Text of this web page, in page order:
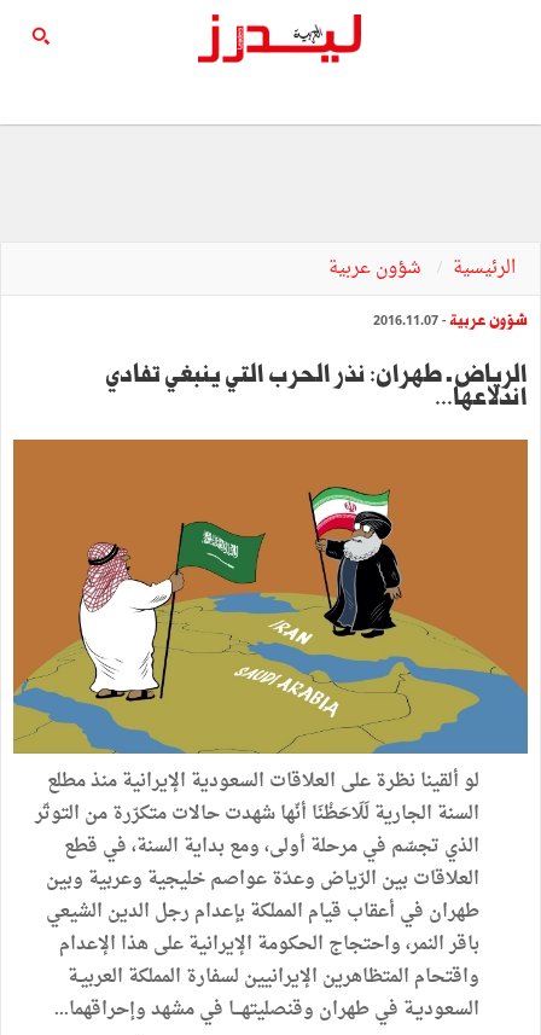
الرئيسية شؤون عربية
شؤون عربية- 2016.11.07
‬اندلاعها‭...‬
لو ألقينا نظرةعلى العلاقات السعودية الإيرانيةمنذمطلع
السنة الجاريةلَلَاحَظْنَا أنّهاشهدتحالاتمتكرّرةمن التوتّر
الذي تجسّم فيمرحلة أولى،ومع بداية السنة،في قطع
العلاقات بين الرّياض وعدّةعواصمخليجية وعربية وبين
طهران في أعقاب قيام المملكة بإعدام رجل الدين الشيعي
باقرالنمر،واحتجاج الحكومة الإيرانيةعلى هذا الإعدام
واقتحام المتظاهرين الإيرانيين لسفارة المملكة العربيـة
السعوديـة فيطهران وقنصليتهـــا فيمشهدوإحراقهما...